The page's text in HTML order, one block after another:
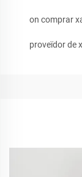
on comprar
proveïdor de